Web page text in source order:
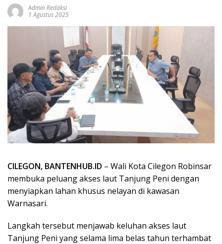
Admin Redaksi
1 Agustus 2025
CILEGON, BANTENHUB.ID – Wali Kota Cilegon Robinsar
membuka peluang akses laut Tanjung Peni dengan
menyiapkan lahan khusus nelayan di kawasan
Warnasari.
Langkah tersebut menjawab keluhan akses laut
Tanjung Peni yang selama lima belas tahun terhambat